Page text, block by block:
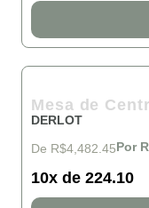
Mesa de
DERLOT
De R$4,482.45Por
10x de 224.10